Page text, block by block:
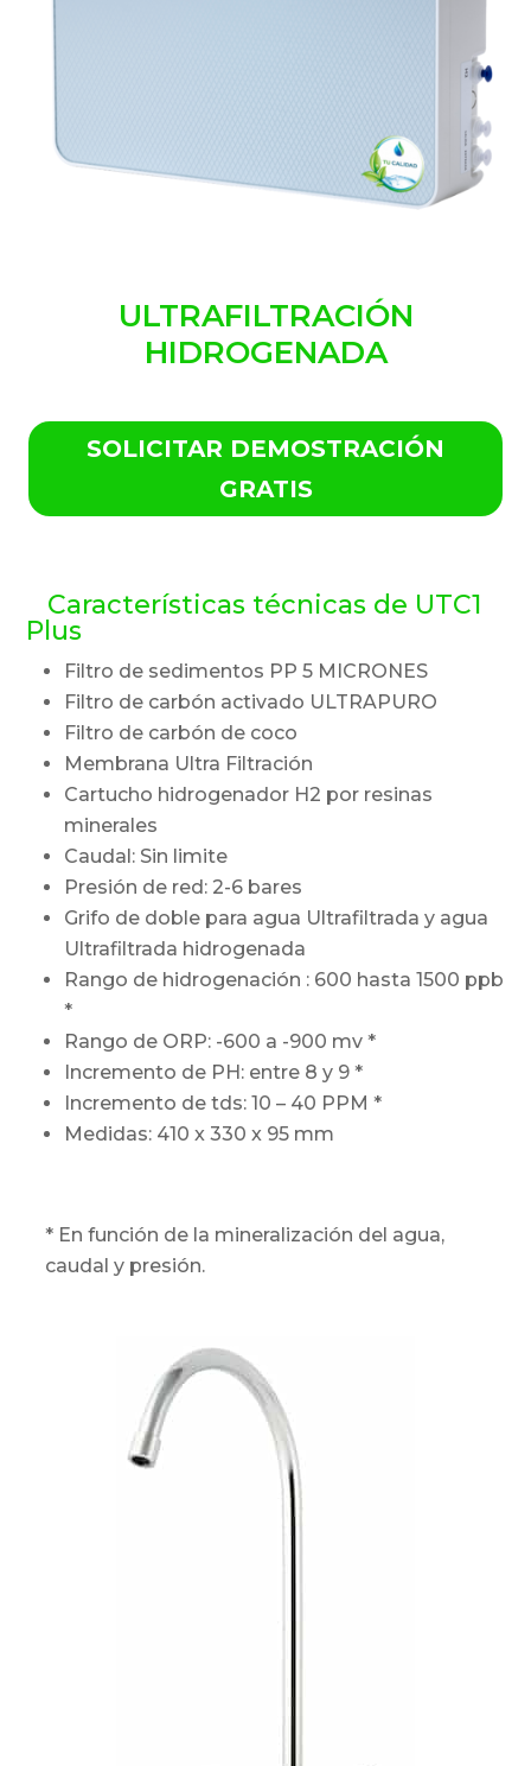
ULTRAFILTRACIÓN
HIDROGENADA
SOLICITAR DEMOSTRACIÓN
GRATIS
Características técnicas de UTC1
Plus
Filtro de sedimentos PP 5 MICRONES
Filtro de carbón activado ULTRAPURO
Filtro de carbón de coco
Membrana Ultra Filtración
Cartucho hidrogenador H2 por resinas
minerales
Caudal: Sin limite
Presión de red: 2-6 bares
Grifo de doble para agua Ultrafiltrada y agua
Ultrafiltrada hidrogenada
Rango de hidrogenación : 600 hasta 1500 ppb
*
Rango de ORP: -600 a -900 mv *
Incremento de PH: entre 8 y 9 *
Incremento de tds: 10 – 40 PPM *
Medidas: 410 x 330 x 95 mm
* En función de la mineralización del agua,
caudal y presión.